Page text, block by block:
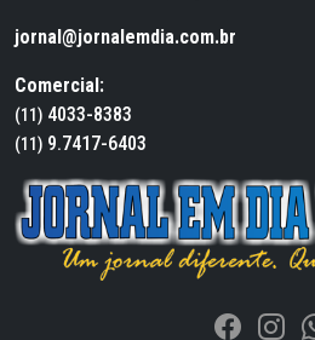
jornal@jornalemdia.com.br
Comercial:
(11) 4033-8383
(11) 9.7417-6403